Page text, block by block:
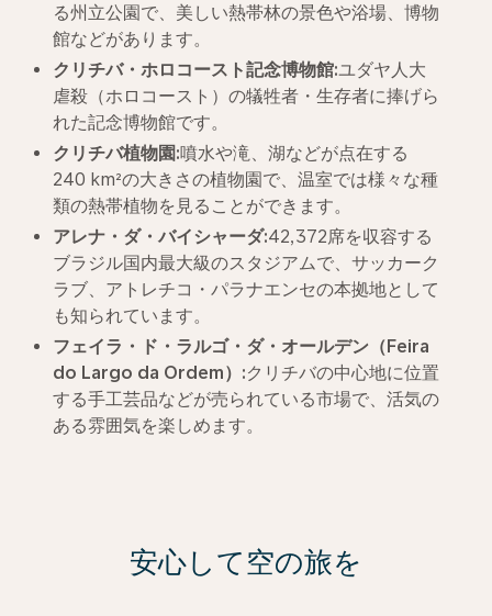
る州立公園で、美しい熱帯林の景色や浴場、博物
館などがあります。
クリチバ・ ホロコースト記念博物館:ユダヤ人大
虐殺（ホロコースト）の犠牲者・生存者に捧げら
れた記念博物館です。
クリチバ植物園:噴水や滝、湖などが点在する
240 km²の大きさの植物園で、温室では様々な種
類の熱帯植物を見ることができます。
アレナ・ダ・バイシャーダ:42,372席を収容する
ブラジル国内最大級のスタジアムで、サッカーク
ラブ、アトレチコ・パラナエンセの本拠地として
も知られています。
フェイラ・ド・ラルゴ・ダ・オールデン（Feira
do Largo da Ordem） :クリチバの中心地に位置
する手工芸品などが売られている市場で、活気の
ある雰囲気を楽しめます。
安心して空の旅を